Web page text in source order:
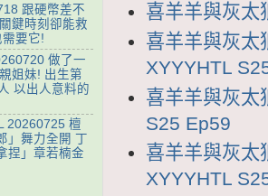
喜羊羊與灰太
喜羊羊與灰太
XYYYHTL
喜羊羊與灰太
S25 Ep59
喜羊羊與灰太
XYYYHTL
跟硬幣差不
鍵時刻卻能救
要它!
做了一
姐妹! 出生第
以出人意料的
20260725 檀
」舞力全開 丁
捏」章若楠金